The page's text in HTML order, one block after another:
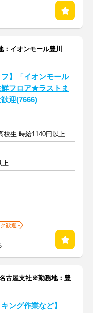
：イオンモール豊川
フ】「イオンモール
鮮フロア★ラストま
迎(7666)
生 時給1140円以上
上
歓迎
古屋支社※勤務地：豊
ング作業など】